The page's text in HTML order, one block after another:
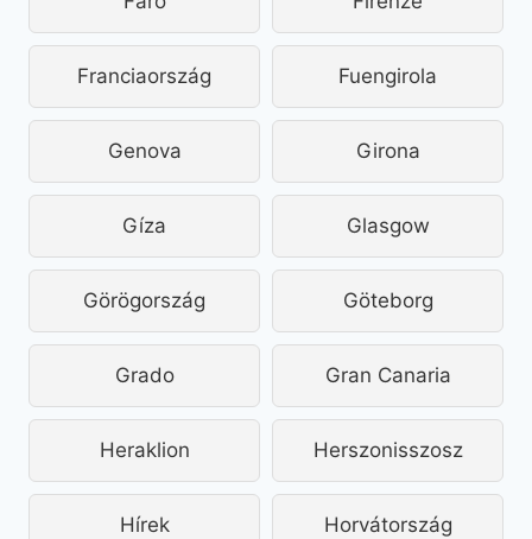
Franciaország Fuengirola
Genova Girona
Gíza Glasgow
Görögország Göteborg
Grado Gran Canaria
Heraklion Herszonisszosz
Hírek Horvátország